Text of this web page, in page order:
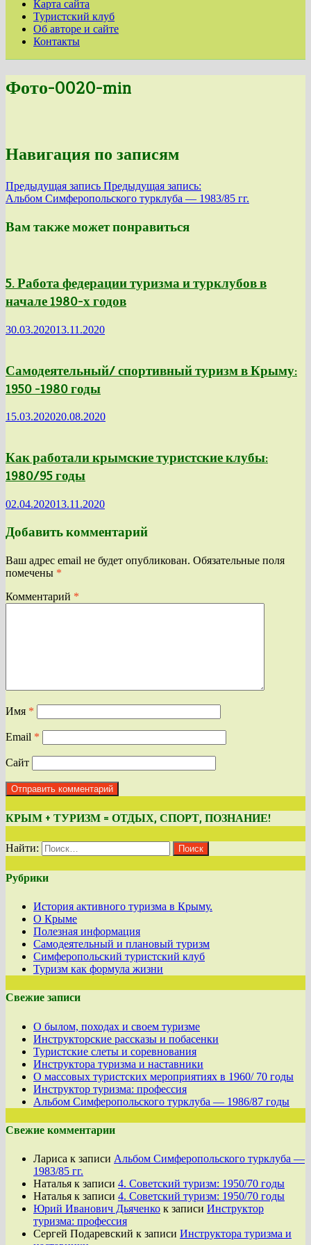
Карта сайта
Туристский клуб
Об авторе и сайте
Контакты
Фото-0020-min
Навигация по записям
Предыдущая запись Предыдущая запись:
Альбом Симферопольского турклуба — 1983/85 гг.
Вам также может понравиться
5. Работа федерации туризма и турклубов в
начале 1980-х годов
30.03.202013.11.2020
Самодеятельный/ спортивный туризм в Крыму:
1950 -1980 годы
15.03.202020.08.2020
Как работали крымские туристские клубы:
1980/95 годы
02.04.202013.11.2020
Добавить комментарий
Ваш адрес email не будет опубликован. Обязательные поля
помечены *
Комментарий *
Имя *
Email *
Сайт
КРЫМ + ТУРИЗМ = ОТДЫХ, СПОРТ, ПОЗНАНИЕ!
Найти:
Рубрики
История активного туризма в Крыму.
О Крыме
Полезная информация
Самодеятельный и плановый туризм
Симферопольский туристский клуб
Туризм как формула жизни
Свежие записи
О былом, походах и своем туризме
Инструкторские рассказы и побасенки
Туристские слеты и соревнования
Инструктора туризма и наставники
О массовых туристских мероприятиях в 1960/ 70 годы
Инструктор туризма: профессия
Альбом Симферопольского турклуба — 1986/87 годы
Свежие комментарии
Лариса к записи Альбом Симферопольского турклуба —
1983/85 гг.
Наталья к записи 4. Советский туризм: 1950/70 годы
Наталья к записи 4. Советский туризм: 1950/70 годы
Юрий Иванович Дьяченко к записи Инструктор
туризма: профессия
Сергей Подаревский к записи Инструктора туризма и